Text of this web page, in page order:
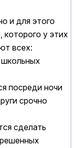
и для этого
у этих
всех:
школьных
посреди ночи
срочно
сделать